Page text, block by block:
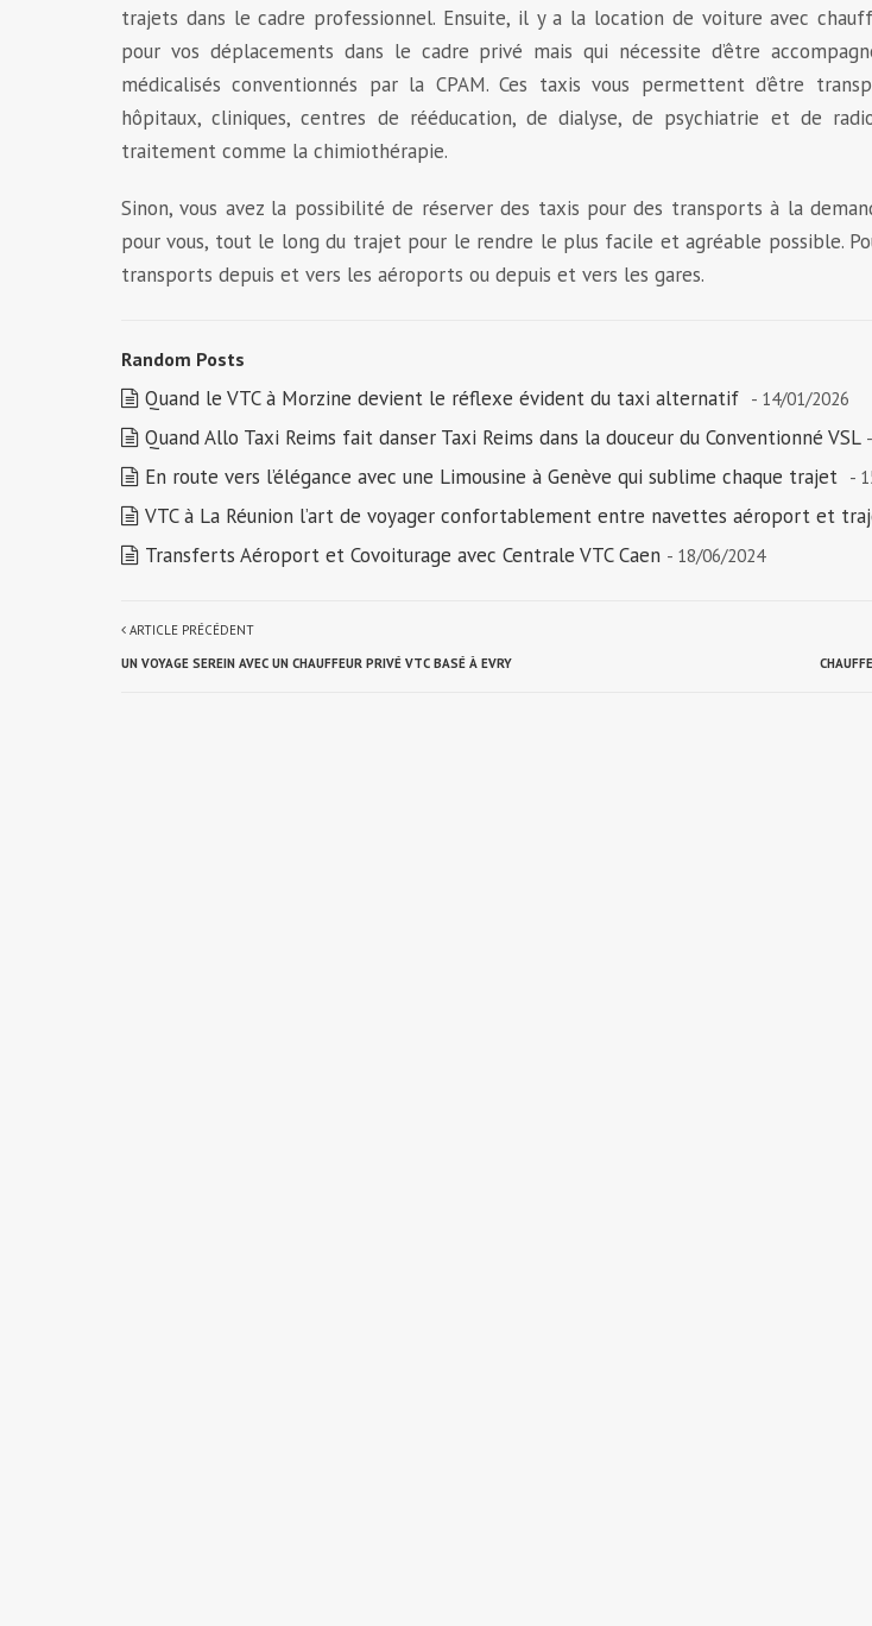
trajets dans le cadre professionnel. Ensuite, il y a la location de voiture avec
pour vos déplacements dans le cadre privé mais qui nécessite d’être
médicalisés conventionnés par la CPAM. Ces taxis vous permettent d’être
hôpitaux, cliniques, centres de rééducation, de dialyse, de psychiatrie et de
traitement comme la chimiothérapie.
Sinon, vous avez la possibilité de réserver des taxis pour des transports à la
pour vous, tout le long du trajet pour le rendre le plus facile et agréable possible.
transports depuis et vers les aéroports ou depuis et vers les gares.
Random Posts
Quand le VTC à Morzine devient le réflexe évident du taxi alternatif - 14/01/2026
Quand Allo Taxi Reims fait danser Taxi Reims dans la douceur du Conventionné VSL
En route vers l’élégance avec une Limousine à Genève qui sublime chaque trajet -
VTC à La Réunion l’art de voyager confortablement entre navettes aéroport et
Transferts Aéroport et Covoiturage avec Centrale VTC Caen - 18/06/2024
ARTICLE PRÉCÉDENT
UN VOYAGE SEREIN AVEC UN CHAUFFEUR PRIVÉ VTC BASÉ À EVRY